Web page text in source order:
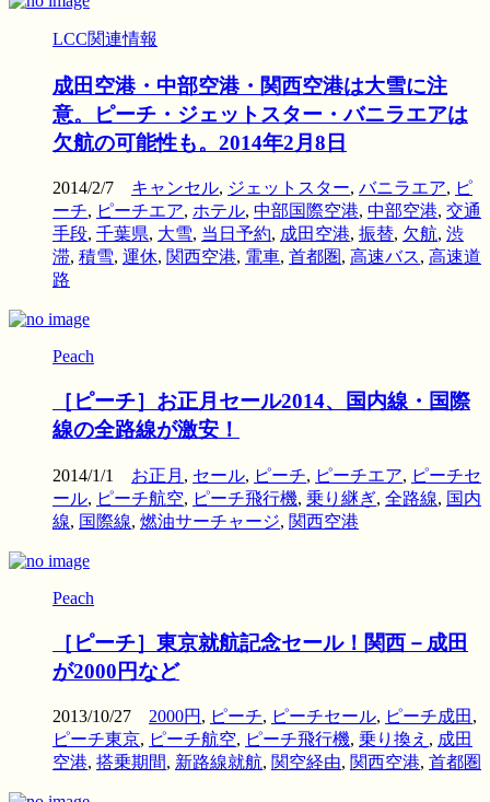
LCC関連情報
成田空港・中部空港・関西空港は大雪に注
意。ピーチ・ジェットスター・バニラエアは
欠航の可能性も。2014年2月8日
2014/2/7 キャンセル, ジェットスター, バニラエア, ピ
ーチ, ピーチエア, ホテル, 中部国際空港, 中部空港, 交通
手段, 千葉県, 大雪, 当日予約, 成田空港, 振替, 欠航, 渋
滞, 積雪, 運休, 関西空港, 電車, 首都圏 , 高速バス, 高速道
路
Peach
［ピーチ］お正月セール2014、国内線・国際
線の全路線が激安！
2014/1/1 お正月 , セール, ピーチ, ピーチエア, ピーチセ
ール, ピーチ航空, ピーチ飛行機, 乗り継ぎ, 全路線, 国内
線, 国際線, 燃油サーチャージ, 関西空港
Peach
［ピーチ］東京就航記念セール！関西－成田
が2000円など
2013/10/27 2000円 , ピーチ, ピーチセール, ピーチ成田 ,
ピーチ東京, ピーチ航空, ピーチ飛行機, 乗り換え , 成田
空港, 搭乗期間, 新路線就航, 関空経由, 関西空港, 首都圏